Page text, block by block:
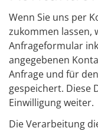
Wenn Sie uns per
zukommen lassen,
Anfrageformular
angegebenen
Anfrage und für
gespeichert. Diese
Einwilligung weiter.
Die Verarbeitung